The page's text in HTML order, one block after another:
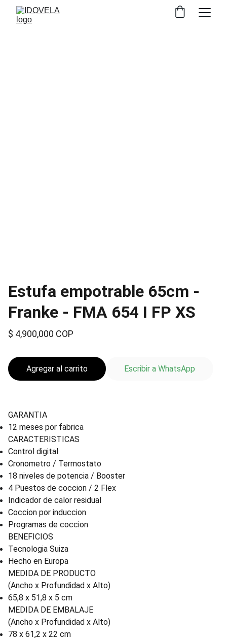
Estufa empotrable 65cm -
Franke - FMA 654 I FP XS
$ 4,900,000 COP
Agregar al carrito Escribir a WhatsApp
GARANTIA
12 meses por fabrica
CARACTERISTICAS
Control digital
Cronometro / Termostato
18 niveles de potencia / Booster
4 Puestos de coccion / 2 Flex
Indicador de calor residual
Coccion por induccion
Programas de coccion
BENEFICIOS
Tecnologia Suiza
Hecho en Europa
MEDIDA DE PRODUCTO
(Ancho x Profundidad x Alto)
65,8 x 51,8 x 5 cm
MEDIDA DE EMBALAJE
(Ancho x Profundidad x Alto)
78 x 61,2 x 22 cm